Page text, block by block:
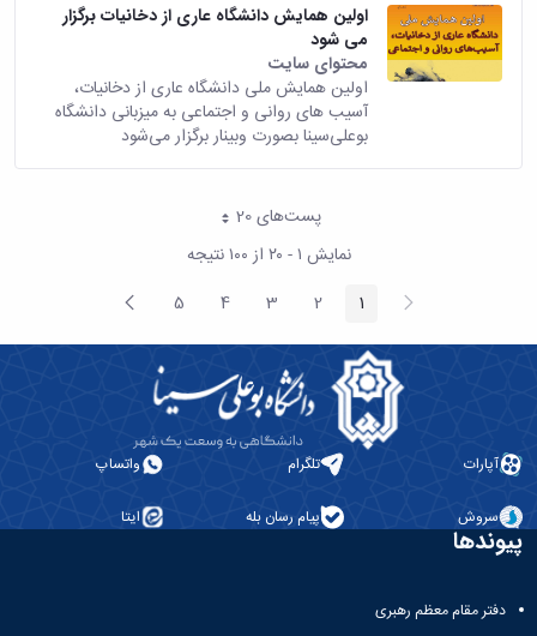
اولین همایش دانشگاه عاری از دخانیات برگزار
می‌ شود
محتوای سایت
اولین همایش ملی دانشگاه عاری از دخانیات،
آسیب های روانی و اجتماعی به میزبانی دانشگاه
بوعلی‌سینا بصورت وبینار برگزار می‌شود
پست‌‌های 20هر صفحه
نمایش ۱ - ۲۰ از ۱۰۰ نتیجه
پیغام
قبلی صفحه1 صفحه2 صفحه3 صفحه4 صفحه5 صفحه
بعد
آپارات تلگرام واتساپ
سروش پیام رسان بله ایتا
پیوندها
دفتر مقام معظم رهبری